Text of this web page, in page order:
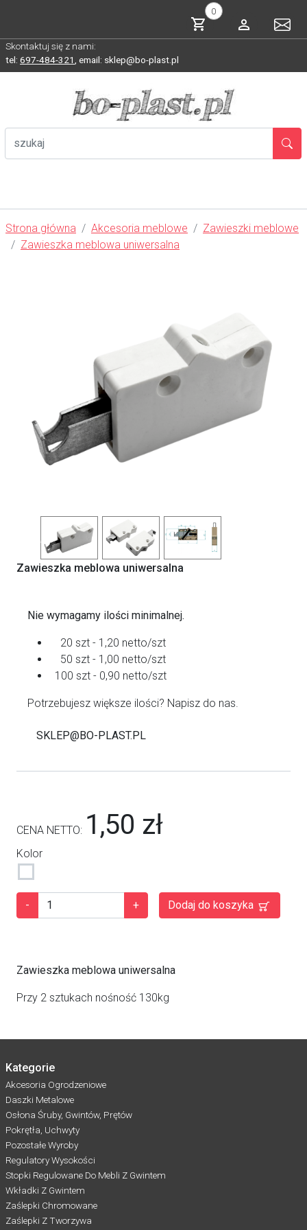
0
Skontaktuj się z nami:
tel: 697-484-321 email: sklep@bo-plast.pl
Strona główna Akcesoria meblowe
Zawieszki meblowe
Zawieszka meblowa uniwersalna
Zawieszka meblowa uniwersalna
Nie wymagamy ilości minimalnej.
20 szt - 1,20 netto/szt
50 szt - 1,00 netto/szt
100 szt - 0,90 netto/szt
Potrzebujesz większe ilości? Napisz do nas.
SKLEP@BO-PLAST.PL
CENA NETTO: 1,50 zł
Kolor
- + Dodaj do koszyka
Zawieszka meblowa uniwersalna
Przy 2 sztukach nośność 130kg
Kategorie
Akcesoria Ogrodzeniowe
Daszki Metalowe
Osłona Śruby, Gwintów, Prętów
Pokrętła, Uchwyty
Pozostałe Wyroby
Regulatory Wysokości
Stopki Regulowane Do Mebli Z Gwintem
Wkładki Z Gwintem
Zaślepki Chromowane
Zaślepki Z Tworzywa